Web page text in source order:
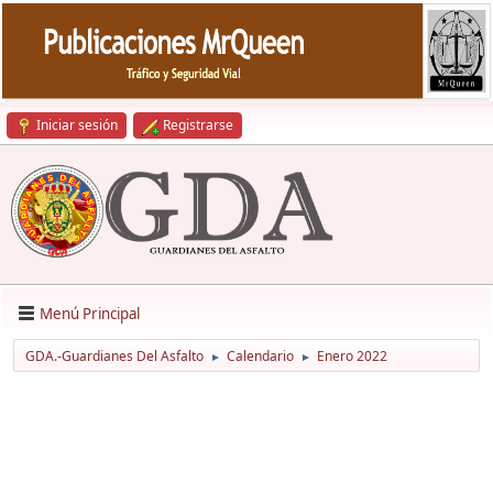
Iniciar sesión Registrarse
Menú Principal
GDA.-Guardianes Del Asfalto ► Calendario ► Enero 2022